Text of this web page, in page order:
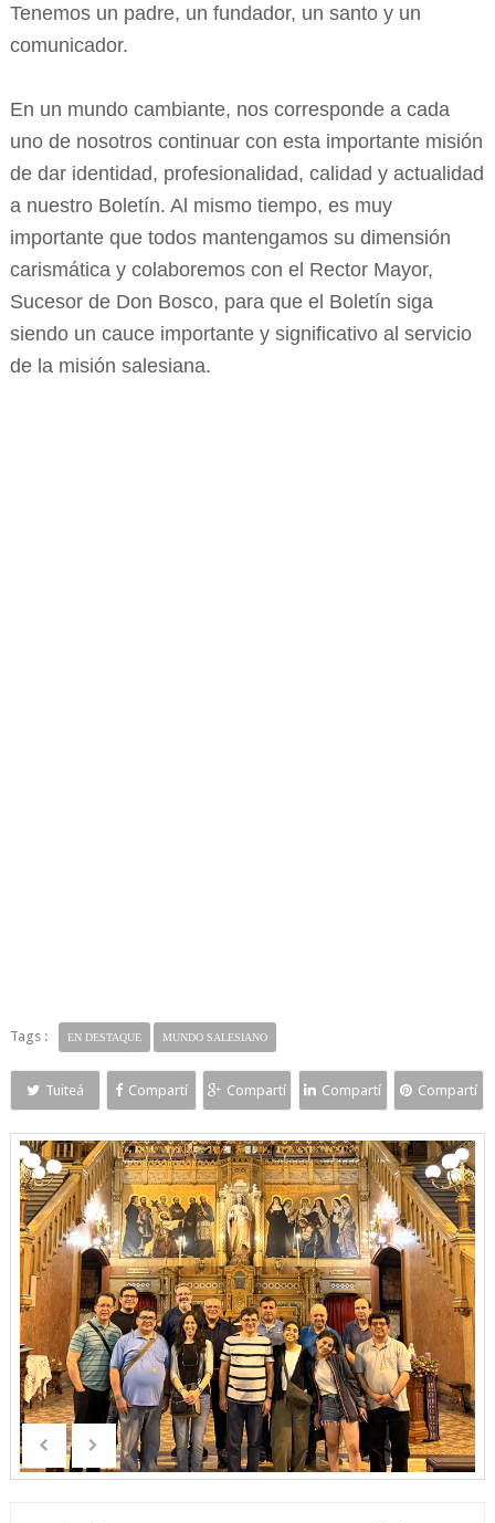
Tenemos un padre, un fundador, un santo y un
comunicador.
En un mundo cambiante, nos corresponde a cada
uno de nosotros continuar con esta importante misión
de dar identidad, profesionalidad, calidad y actualidad
a nuestro Boletín. Al mismo tiempo, es muy
importante que todos mantengamos su dimensión
carismática y colaboremos con el Rector Mayor,
Sucesor de Don Bosco, para que el Boletín siga
siendo un cauce importante y significativo al servicio
de la misión salesiana.
Tags : EN DESTAQUE MUNDO SALESIANO
Tuiteá Compartí Compartí Compartí Compartí